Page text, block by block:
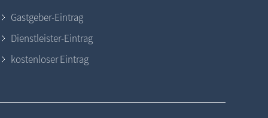
Gastgeber-Eintrag
Dienstleister-Eintrag
kostenloser Eintrag